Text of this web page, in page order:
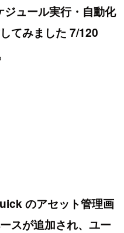
ュール実行・自動化
てみました 7/120
のアセット管理画
スが追加され、ユー